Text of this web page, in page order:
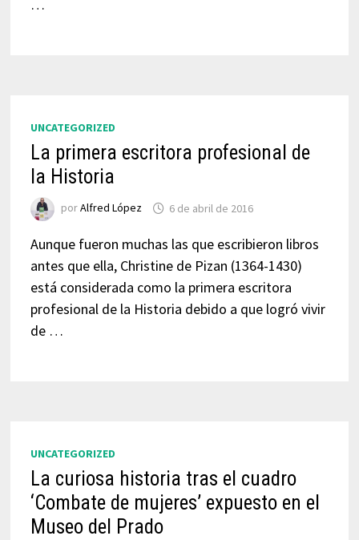
…
UNCATEGORIZED
La primera escritora profesional de
la Historia
porAlfred López 6 de abril de 2016
Aunque fueron muchas las que escribieron libros
antes que ella, Christine de Pizan (1364-1430)
está considerada como la primera escritora
profesional de la Historia debido a que logró vivir
de …
UNCATEGORIZED
La curiosa historia tras el cuadro
‘Combate de mujeres’ expuesto en el
Museo del Prado